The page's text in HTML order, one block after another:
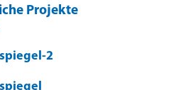
Projekte
2